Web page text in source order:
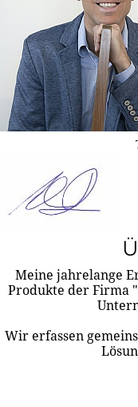
Meine jahrelange
Produkte der Firma
Wir erfassen